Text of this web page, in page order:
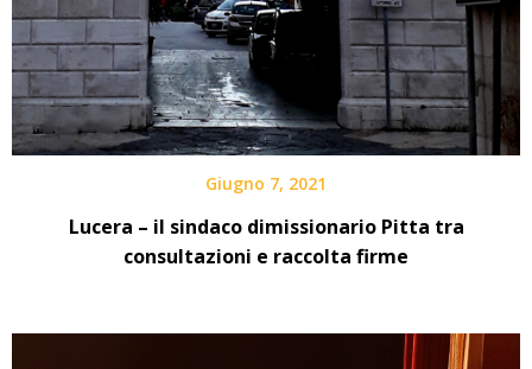
Giugno 7, 2021
Lucera – il sindaco dimissionario Pitta tra
consultazioni e raccolta firme